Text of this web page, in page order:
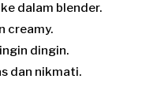
dalam blender.
creamy.
dingin.
dan nikmati.